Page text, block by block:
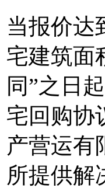
当报价达
宅建筑面
同”之日
宅回购协
产营运有
所提供解